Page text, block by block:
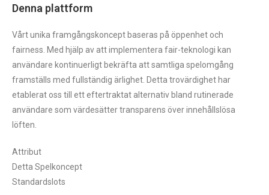
Denna plattform
Vårt unika framgångskoncept baseras på öppenhet och
fairness. Med hjälp av att implementera fair-teknologi kan
användare kontinuerligt bekräfta att samtliga spelomgång
framställs med fullständig ärlighet. Detta trovärdighet har
etablerat oss till ett eftertraktat alternativ bland rutinerade
användare som värdesätter transparens över innehållslösa
löften.
Attribut
Detta Spelkoncept
Standardslots